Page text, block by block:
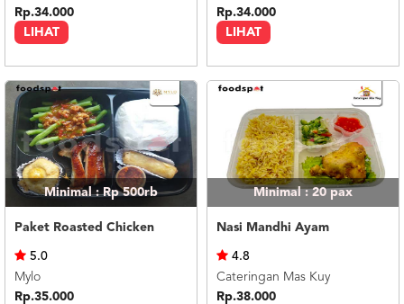
LIHAT
Rp.34.000
LIHAT
Rp.34.000
Minimal : Rp 500rb
Paket Roasted Chicken
5.0
Mylo
Rp.35.000
Minimal : 20pax
Nasi Mandhi Ayam
4.8
Cateringan Mas Kuy
Rp.38.000